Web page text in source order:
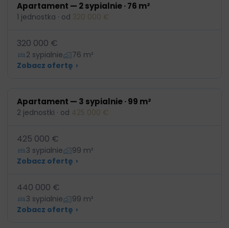
Apartament — 2 sypialnie · 76 m²
1 jednostka · od 320 000 €
320 000 €
2 sypialnie
76 m²
Zobacz ofertę ›
Apartament — 3 sypialnie · 99 m²
2 jednostki · od 425 000 €
425 000 €
3 sypialnie
99 m²
Zobacz ofertę ›
440 000 €
3 sypialnie
99 m²
Zobacz ofertę ›